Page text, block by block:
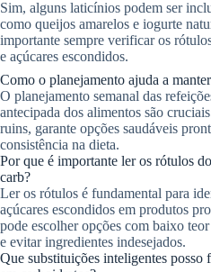
Sim, alguns laticínios podem ser
como queijos amarelos e iogurte
importante sempre verificar os
e açúcares escondidos.
Como o planejamento ajuda a
O planejamento semanal das
antecipada dos alimentos são
ruins, garante opções saudáveis
consistência na dieta.
Por que é importante ler os rótulos
carb?
Ler os rótulos é fundamental para
açúcares escondidos em produtos
pode escolher opções com baixo
e evitar ingredientes indesejados.
Que substituições inteligentes posso